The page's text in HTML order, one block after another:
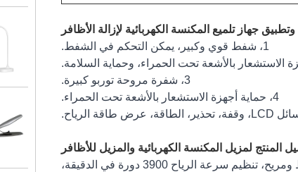
جهاز تلميع المكنسة الكهربائية لإزالة الأظافر
1، شفط قوي وكبير، يمكن التحكم في الشفط.
3، شفرة مروحة توربو كبيرة.
4، حماية أجهزة الاستشعار بالأشعة تحت الحمراء.
المنتج لمزيل المكنسة الكهربائية والمزيل للأظافر
المنتج مزود بشاحن توربيني، مكنسة كهربائية قوية، استخدام زر واحد، بسيط ومريح، تنظيم سرعة الرياح 3900 دورة في الدقيقة،